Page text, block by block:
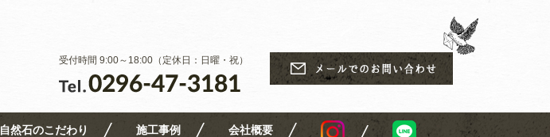
受付時間 9:00～18:00（定休日：日曜・祝）
自然石のこだわり 施工事例 会社概要